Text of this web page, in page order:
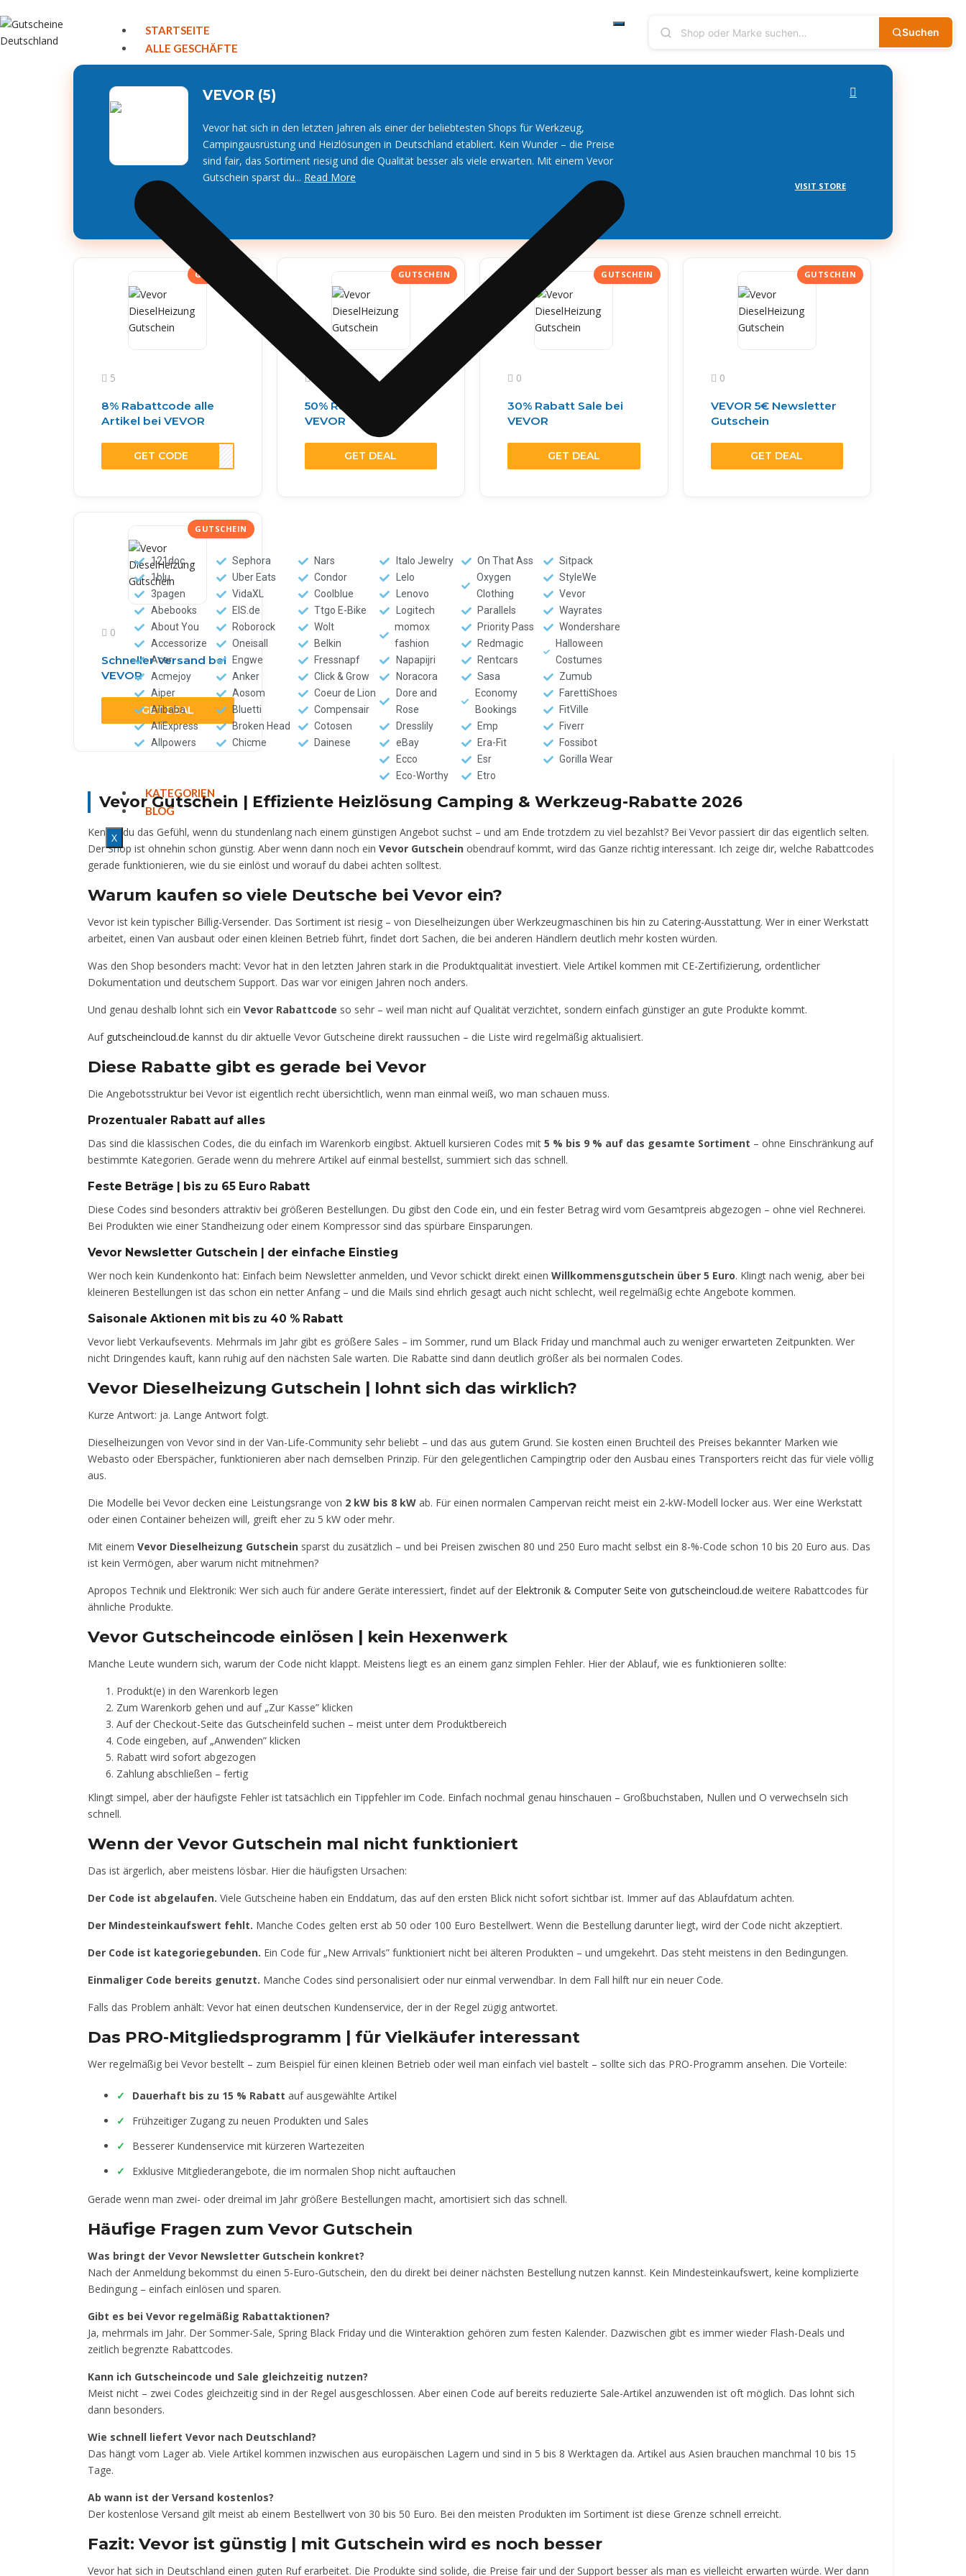
STARTSEITE
ALLE GESCHÄFTE
121doc
1blu
3pagen
Abebooks
About You
Accessorize
Acer
Acmejoy
Aiper
Alibaba
AliExpress
Allpowers
Sephora
Uber Eats
VidaXL
EIS.de
Roborock
Oneisall
Engwe
Anker
Aosom
Bluetti
Broken Head
Chicme
Nars
Condor
Coolblue
Ttgo E-Bike
Wolt
Belkin
Fressnapf
Click & Grow
Coeur de Lion
Compensair
Cotosen
Dainese
Italo Jewelry
Lelo
Lenovo
Logitech
momox
fashion
Napapijri
Noracora
Dore and
Rose
Dresslily
eBay
Ecco
Eco-Worthy
On That Ass
Oxygen
Clothing
Parallels
Priority Pass
Redmagic
Rentcars
Sasa
Economy
Bookings
Emp
Era-Fit
Esr
Etro
Sitpack
StyleWe
Vevor
Wayrates
Wondershare
Halloween
Costumes
Zumub
FarettiShoes
FitVille
Fiverr
Fossibot
Gorilla Wear
KATEGORIEN
BLOG
X
Suchen
VEVOR (5)
Vevor hat sich in den letzten Jahren als einer der beliebtesten Shops für Werkzeug,
Campingausrüstung und Heizlösungen in Deutschland etabliert. Kein Wunder – die Preise
sind fair, das Sortiment riesig und die Qualität besser als viele erwarten. Mit einem Vevor
Gutschein sparst du... Read More
VISIT STORE
5
8% Rabattcode alle
Artikel bei VEVOR
GET CODEF8EU
1
50% Rabatt Sale bei
VEVOR
GET DEAL
0
30% Rabatt Sale bei
VEVOR
GET DEAL
0
VEVOR 5€ Newsletter
Gutschein
GET DEAL
0
Schneller Versand bei
VEVOR
GET DEAL
Vevor Gutschein | Effiziente Heizlösung Camping & Werkzeug-Rabatte 2026
Kennst du das Gefühl, wenn du stundenlang nach einem günstigen Angebot suchst – und am Ende trotzdem zu viel bezahlst? Bei Vevor passiert dir das eigentlich selten.
Der Shop ist ohnehin schon günstig. Aber wenn dann noch ein Vevor Gutschein obendrauf kommt, wird das Ganze richtig interessant. Ich zeige dir, welche Rabattcodes
gerade funktionieren, wie du sie einlöst und worauf du dabei achten solltest.
Warum kaufen so viele Deutsche bei Vevor ein?
Vevor ist kein typischer Billig-Versender. Das Sortiment ist riesig – von Dieselheizungen über Werkzeugmaschinen bis hin zu Catering-Ausstattung. Wer in einer Werkstatt
arbeitet, einen Van ausbaut oder einen kleinen Betrieb führt, findet dort Sachen, die bei anderen Händlern deutlich mehr kosten würden.
Was den Shop besonders macht: Vevor hat in den letzten Jahren stark in die Produktqualität investiert. Viele Artikel kommen mit CE-Zertifizierung, ordentlicher
Dokumentation und deutschem Support. Das war vor einigen Jahren noch anders.
Und genau deshalb lohnt sich ein Vevor Rabattcode so sehr – weil man nicht auf Qualität verzichtet, sondern einfach günstiger an gute Produkte kommt.
Auf gutscheincloud.de kannst du dir aktuelle Vevor Gutscheine direkt raussuchen – die Liste wird regelmäßig aktualisiert.
Diese Rabatte gibt es gerade bei Vevor
Die Angebotsstruktur bei Vevor ist eigentlich recht übersichtlich, wenn man einmal weiß, wo man schauen muss.
Prozentualer Rabatt auf alles
Das sind die klassischen Codes, die du einfach im Warenkorb eingibst. Aktuell kursieren Codes mit 5 % bis 9 % auf das gesamte Sortiment – ohne Einschränkung auf
bestimmte Kategorien. Gerade wenn du mehrere Artikel auf einmal bestellst, summiert sich das schnell.
Feste Beträge | bis zu 65 Euro Rabatt
Diese Codes sind besonders attraktiv bei größeren Bestellungen. Du gibst den Code ein, und ein fester Betrag wird vom Gesamtpreis abgezogen – ohne viel Rechnerei.
Bei Produkten wie einer Standheizung oder einem Kompressor sind das spürbare Einsparungen.
Vevor Newsletter Gutschein | der einfache Einstieg
Wer noch kein Kundenkonto hat: Einfach beim Newsletter anmelden, und Vevor schickt direkt einen Willkommensgutschein über 5 Euro. Klingt nach wenig, aber bei
kleineren Bestellungen ist das schon ein netter Anfang – und die Mails sind ehrlich gesagt auch nicht schlecht, weil regelmäßig echte Angebote kommen.
Saisonale Aktionen mit bis zu 40 % Rabatt
Vevor liebt Verkaufsevents. Mehrmals im Jahr gibt es größere Sales – im Sommer, rund um Black Friday und manchmal auch zu weniger erwarteten Zeitpunkten. Wer
nicht Dringendes kauft, kann ruhig auf den nächsten Sale warten. Die Rabatte sind dann deutlich größer als bei normalen Codes.
Vevor Dieselheizung Gutschein | lohnt sich das wirklich?
Kurze Antwort: ja. Lange Antwort folgt.
Dieselheizungen von Vevor sind in der Van-Life-Community sehr beliebt – und das aus gutem Grund. Sie kosten einen Bruchteil des Preises bekannter Marken wie
Webasto oder Eberspächer, funktionieren aber nach demselben Prinzip. Für den gelegentlichen Campingtrip oder den Ausbau eines Transporters reicht das für viele völlig
aus.
Die Modelle bei Vevor decken eine Leistungsrange von 2 kW bis 8 kW ab. Für einen normalen Campervan reicht meist ein 2-kW-Modell locker aus. Wer eine Werkstatt
oder einen Container beheizen will, greift eher zu 5 kW oder mehr.
Mit einem Vevor Dieselheizung Gutschein sparst du zusätzlich – und bei Preisen zwischen 80 und 250 Euro macht selbst ein 8-%-Code schon 10 bis 20 Euro aus. Das
ist kein Vermögen, aber warum nicht mitnehmen?
Apropos Technik und Elektronik: Wer sich auch für andere Geräte interessiert, findet auf der Elektronik & Computer Seite von gutscheincloud.de weitere Rabattcodes für
ähnliche Produkte.
Vevor Gutscheincode einlösen | kein Hexenwerk
Manche Leute wundern sich, warum der Code nicht klappt. Meistens liegt es an einem ganz simplen Fehler. Hier der Ablauf, wie es funktionieren sollte:
Produkt(e) in den Warenkorb legen
Zum Warenkorb gehen und auf „Zur Kasse” klicken
Auf der Checkout-Seite das Gutscheinfeld suchen – meist unter dem Produktbereich
Code eingeben, auf „Anwenden” klicken
Rabatt wird sofort abgezogen
Zahlung abschließen – fertig
Klingt simpel, aber der häufigste Fehler ist tatsächlich ein Tippfehler im Code. Einfach nochmal genau hinschauen – Großbuchstaben, Nullen und O verwechseln sich
schnell.
Wenn der Vevor Gutschein mal nicht funktioniert
Das ist ärgerlich, aber meistens lösbar. Hier die häufigsten Ursachen:
Der Code ist abgelaufen. Viele Gutscheine haben ein Enddatum, das auf den ersten Blick nicht sofort sichtbar ist. Immer auf das Ablaufdatum achten.
Der Mindesteinkaufswert fehlt. Manche Codes gelten erst ab 50 oder 100 Euro Bestellwert. Wenn die Bestellung darunter liegt, wird der Code nicht akzeptiert.
Der Code ist kategoriegebunden. Ein Code für „New Arrivals” funktioniert nicht bei älteren Produkten – und umgekehrt. Das steht meistens in den Bedingungen.
Einmaliger Code bereits genutzt. Manche Codes sind personalisiert oder nur einmal verwendbar. In dem Fall hilft nur ein neuer Code.
Falls das Problem anhält: Vevor hat einen deutschen Kundenservice, der in der Regel zügig antwortet.
Das PRO-Mitgliedsprogramm | für Vielkäufer interessant
Wer regelmäßig bei Vevor bestellt – zum Beispiel für einen kleinen Betrieb oder weil man einfach viel bastelt – sollte sich das PRO-Programm ansehen. Die Vorteile:
Dauerhaft bis zu 15 % Rabatt auf ausgewählte Artikel
Frühzeitiger Zugang zu neuen Produkten und Sales
Besserer Kundenservice mit kürzeren Wartezeiten
Exklusive Mitgliederangebote, die im normalen Shop nicht auftauchen
Gerade wenn man zwei- oder dreimal im Jahr größere Bestellungen macht, amortisiert sich das schnell.
Häufige Fragen zum Vevor Gutschein
Was bringt der Vevor Newsletter Gutschein konkret?
Nach der Anmeldung bekommst du einen 5-Euro-Gutschein, den du direkt bei deiner nächsten Bestellung nutzen kannst. Kein Mindesteinkaufswert, keine komplizierte
Bedingung – einfach einlösen und sparen.
Gibt es bei Vevor regelmäßig Rabattaktionen?
Ja, mehrmals im Jahr. Der Sommer-Sale, Spring Black Friday und die Winteraktion gehören zum festen Kalender. Dazwischen gibt es immer wieder Flash-Deals und
zeitlich begrenzte Rabattcodes.
Kann ich Gutscheincode und Sale gleichzeitig nutzen?
Meist nicht – zwei Codes gleichzeitig sind in der Regel ausgeschlossen. Aber einen Code auf bereits reduzierte Sale-Artikel anzuwenden ist oft möglich. Das lohnt sich
dann besonders.
Wie schnell liefert Vevor nach Deutschland?
Das hängt vom Lager ab. Viele Artikel kommen inzwischen aus europäischen Lagern und sind in 5 bis 8 Werktagen da. Artikel aus Asien brauchen manchmal 10 bis 15
Tage.
Ab wann ist der Versand kostenlos?
Der kostenlose Versand gilt meist ab einem Bestellwert von 30 bis 50 Euro. Bei den meisten Produkten im Sortiment ist diese Grenze schnell erreicht.
Fazit: Vevor ist günstig | mit Gutschein wird es noch besser
Vevor hat sich in Deutschland einen guten Ruf erarbeitet. Die Produkte sind solide, die Preise fair und der Support besser als man es vielleicht erwarten würde. Wer dann